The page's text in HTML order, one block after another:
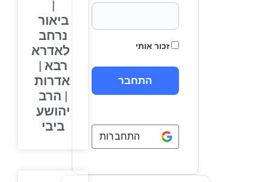
זכור אותי
התחברות באמצעות
ביאור
נרחב
לאדרא
רבא |
אדרות
| הרב
יהושע
ביבי